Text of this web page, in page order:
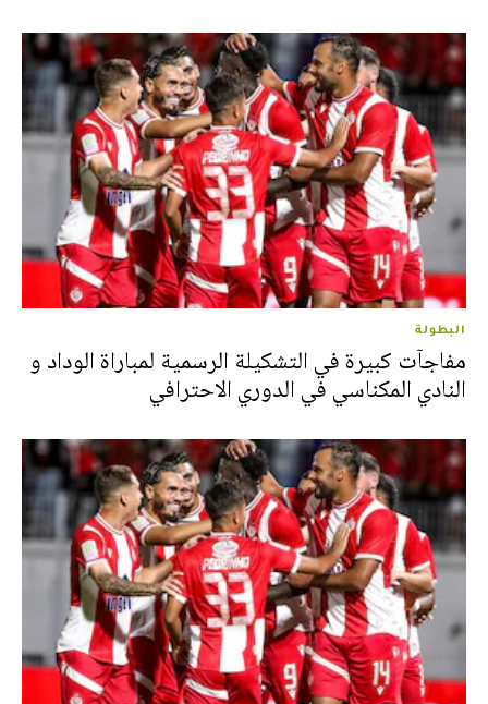
البطولة
مفاجآت كبيرة في التشكيلة الرسمية لمباراة الوداد و
النادي المكناسي في الدوري الاحترافي